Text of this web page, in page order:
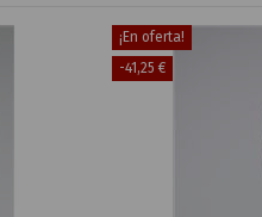
¡En oferta!
-41,25 €